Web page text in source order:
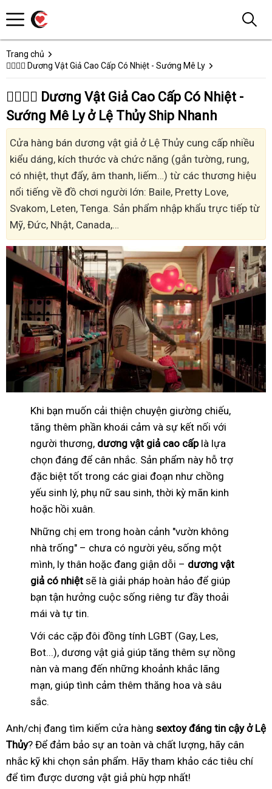
Trang chủ
👩‍❤️‍💋‍👨 Dương Vật Giả Cao Cấp Có Nhiệt - Sướng Mê Ly
👩‍❤️‍💋‍👨 Dương Vật Giả Cao Cấp Có Nhiệt -
Sướng Mê Ly ở Lệ Thủy Ship Nhanh
Cửa hàng bán dương vật giả ở Lệ Thủy cung cấp nhiều
kiểu dáng, kích thước và chức năng (gắn tường, rung,
có nhiệt, thụt đẩy, âm thanh, liếm…) từ các thương hiệu
nổi tiếng về đồ chơi người lớn: Baile, Pretty Love,
Svakom, Leten, Tenga. Sản phẩm nhập khẩu trực tiếp từ
Mỹ, Đức, Nhật, Canada,…
Khi bạn muốn cải thiện chuyện giường chiếu,
tăng thêm phần khoái cảm và sự kết nối với
người thương, dương vật giả cao cấplà lựa
chọn đáng để cân nhắc. Sản phẩm này hỗ trợ
đặc biệt tốt trong các giai đoạn như chồng
yếu sinh lý, phụ nữ sau sinh, thời kỳ mãn kinh
hoặc hồi xuân.
Những chị em trong hoàn cảnh "vườn không
nhà trống" – chưa có người yêu, sống một
mình, ly thân hoặc đang giận dỗi – dương vật
giả có nhiệt sẽ là giải pháp hoàn hảo để giúp
bạn tận hưởng cuộc sống riêng tư đầy thoải
mái và tự tin.
Với các cặp đôi đồng tính LGBT (Gay, Les,
Bot...), dương vật giả giúp tăng thêm sự nồng
nàn và mang đến những khoảnh khắc lãng
mạn, giúp tình cảm thêm thăng hoa và sâu
sắc.
Anh/chị đang tìm kiếm cửa hàng sextoy đáng tin cậy ở Lệ
Thủy? Để đảm bảo sự an toàn và chất lượng, hãy cân
nhắc kỹ khi chọn sản phẩm. Hãy tham khảo các tiêu chí
để tìm được dương vật giả phù hợp nhất!